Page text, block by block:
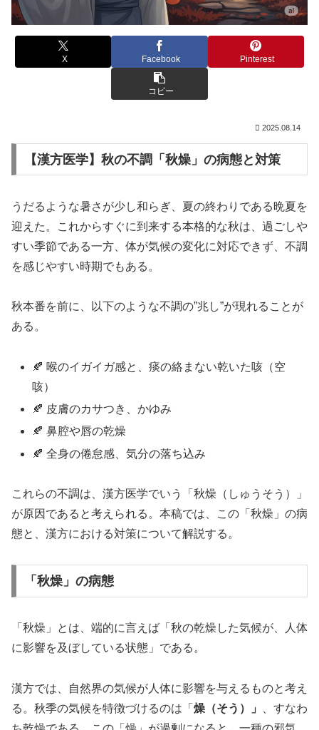
X Facebook Pinterest
コピー
2025.08.14
【漢方医学】秋の不調「秋燥」の病態と対策
うだるような暑さが少し和らぎ、夏の終わりである晩夏を
迎えた。これからすぐに到来する本格的な秋は、過ごしや
すい季節である一方、体が気候の変化に対応できず、不調
を感じやすい時期でもある。
秋本番を前に、以下のような不調の”兆し”が現れることが
ある。
🍂 喉のイガイガ感と、痰の絡まない乾いた咳（空
咳）
🍂 皮膚のカサつき、かゆみ
🍂 鼻腔や唇の乾燥
🍂 全身の倦怠感、気分の落ち込み
これらの不調は、漢方医学でいう「秋燥（しゅうそう）」
が原因であると考えられる。本稿では、この「秋燥」の病
態と、漢方における対策について解説する。
「秋燥」の病態
「秋燥」とは、端的に言えば「秋の乾燥した気候が、人体
に影響を及ぼしている状態」である。
漢方では、自然界の気候が人体に影響を与えるものと考え
る。秋季の気候を特徴づけるのは「 燥（そう）」
、すなわ